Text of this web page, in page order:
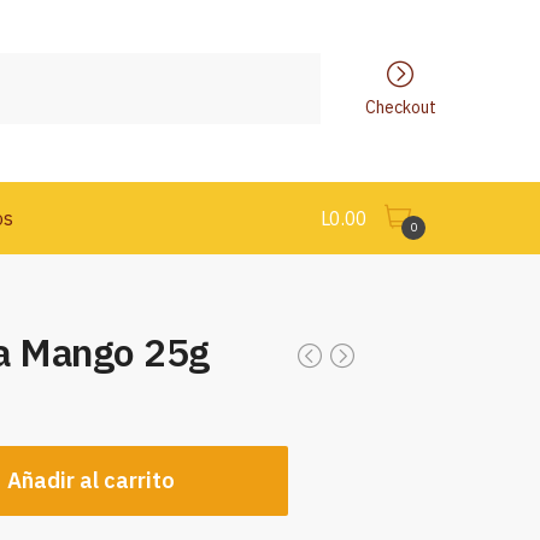
Checkout
L0.00 0
Mango 25g
Añadir al carrito